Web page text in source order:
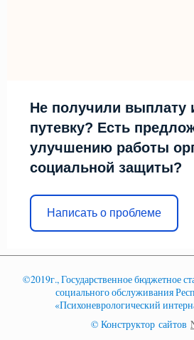
Не получили выплату
путевку? Есть
улучшению работы
социальной защиты?
Написать о проблеме
©2019г., Государственное бюджетное
социального обслуживания
«Психоневрологический
© Конструктор сайтов